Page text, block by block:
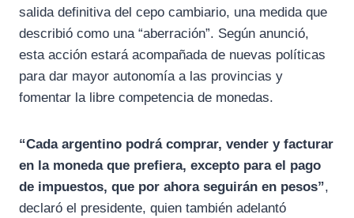
salida definitiva del cepo cambiario, una medida que
describió como una “aberración”. Según anunció,
esta acción estará acompañada de nuevas políticas
para dar mayor autonomía a las provincias y
fomentar la libre competencia de monedas.
“Cada argentino podrá comprar, vender y facturar
en la moneda que prefiera, excepto para el pago
de impuestos, que por ahora seguirán en pesos”,
declaró el presidente, quien también adelantó